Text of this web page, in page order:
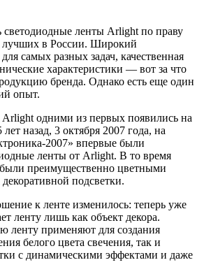
ленты Arlight по праву
лучших в России. Широкий
самых разных задач, качественная
характеристики — вот за что
бренда. Однако есть еще один
опыт.
одними из первых появились на
назад, 3 октября 2007 года, на
2007» впервые были
ленты от Arlight. В то время
преимущественно цветными
подсветки.
к ленте изменилось: теперь уже
ленту лишь как объект декора.
ленту применяют для создания
белого цвета свечения, так и
с динамическими эффектами и даже